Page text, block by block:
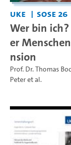
UKE SoSe 26
Wer bin
er
nsion
Prof. Dr. Thomas
Peteret al.